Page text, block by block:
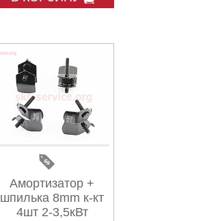
Амортизатор +
шпилька 8mm к-кт
4шт 2-3,5кВт